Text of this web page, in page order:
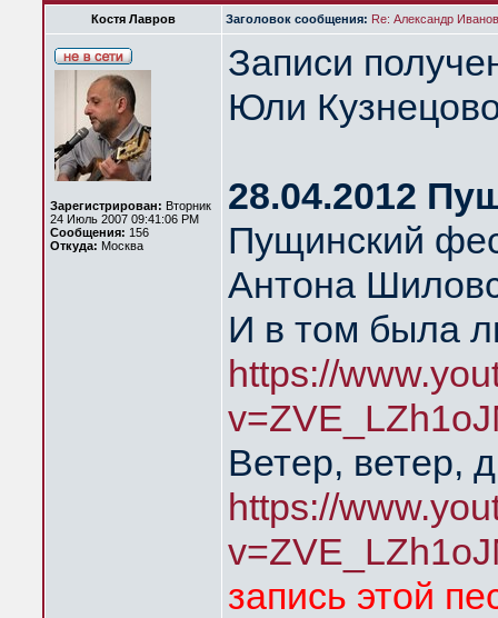
Костя Лавров Заголовок сообщения: Re: Александр
Зарегистрирован: Вторник
24 Июль 2007 09:41:06 PM
Сообщения: 156
Откуда: Москва
Записи
Юли
28.04.2012
Пущинский
Антона
И в том была
https://
Ветер, ветер,
https://
запись этой